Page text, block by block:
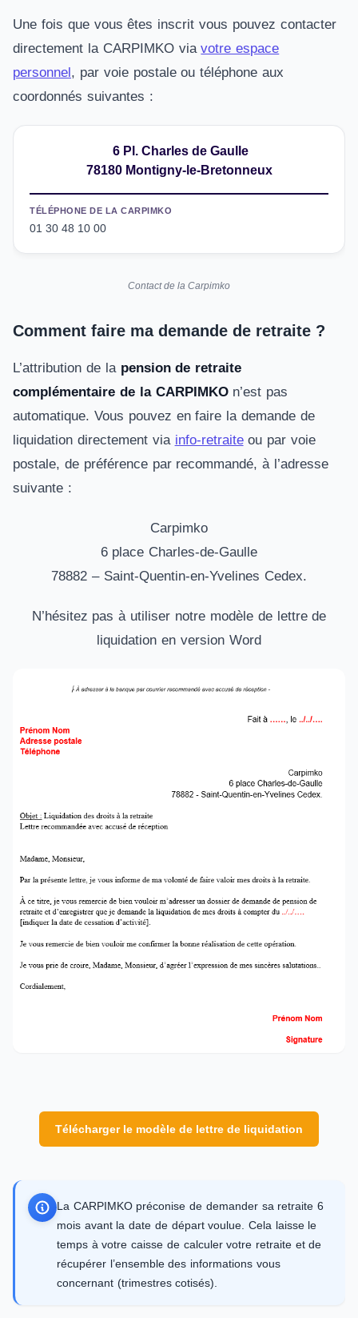
Une fois que vous êtes inscrit vous pouvez contacter
directement la CARPIMKO viavotre espace
personnel, par voie postale ou téléphone aux
coordonnés suivantes :
6 Pl. Charles de Gaulle
78180 Montigny-le-Bretonneux
TÉLÉPHONE DE LA CARPIMKO
01 30 48 10 00
Contact de la Carpimko
Comment faire ma demande de retraite ?
L’attribution de lapension de retraite
complémentaire de la CARPIMKOn’est pas
automatique. Vous pouvez en faire la demande de
liquidation directement via info-retraiteou par voie
postale, de préférence par recommandé, à l’adresse
suivante :
Carpimko
6 place Charles-de-Gaulle
78882 – Saint-Quentin-en-Yvelines Cedex.
N’hésitez pas à utiliser notre modèle de lettre de
liquidation en version Word
Télécharger le modèle de lettre de liquidation
La CARPIMKO préconise de demander sa retraite 6
mois avant la date de départ voulue. Cela laisse le
temps à votre caisse de calculer votre retraite et de
récupérer l’ensemble des informations vous
concernant (trimestres cotisés).